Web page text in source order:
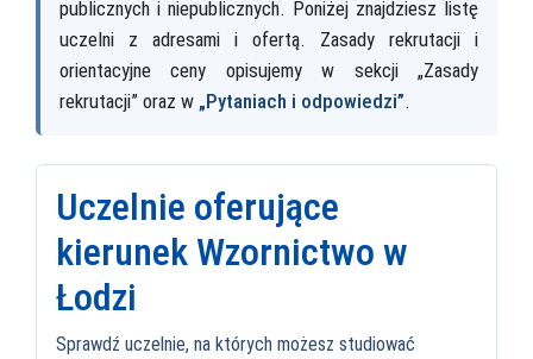
publicznych i niepublicznych. Poniżej znajdziesz listę
uczelni z adresami i ofertą. Zasady rekrutacji i
orientacyjne ceny opisujemy w sekcji „Zasady
rekrutacji” oraz w „Pytaniach i odpowiedzi”.
Uczelnie oferujące
kierunek Wzornictwo w
Łodzi
Sprawdź uczelnie, na których możesz studiować